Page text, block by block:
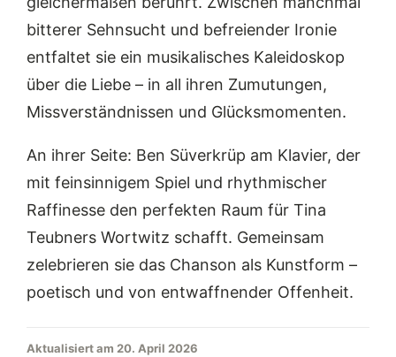
bitterer Sehnsucht und befreiender Ironie
entfaltet sie ein musikalisches Kaleidoskop
über die Liebe – in all ihren Zumutungen,
Missverständnissen und Glücksmomenten.
An ihrer Seite: Ben Süverkrüp am Klavier, der
mit feinsinnigem Spiel und rhythmischer
Raffinesse den perfekten Raum für Tina
Teubners Wortwitz schafft. Gemeinsam
zelebrieren sie das Chanson als Kunstform –
poetisch und von entwaffnender Offenheit.
Aktualisiert am 20. April 2026